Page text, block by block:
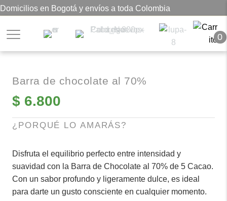
Domicilios en Bogotá y envíos a toda Colombia
0
Barra de chocolate al 70%
$ 6.800
¿PORQUÉ LO AMARÁS?
Disfruta el equilibrio perfecto entre intensidad y
suavidad con la Barra de Chocolate al 70% de 5 Cacao.
Con un sabor profundo y ligeramente dulce, es ideal
para darte un gusto consciente en cualquier momento.